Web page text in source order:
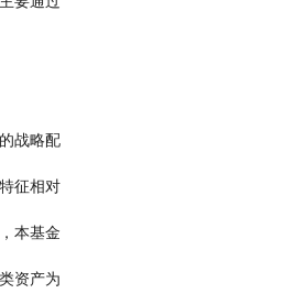
资产的战略配
收益特征相对
特征，本基金
权益类资产为